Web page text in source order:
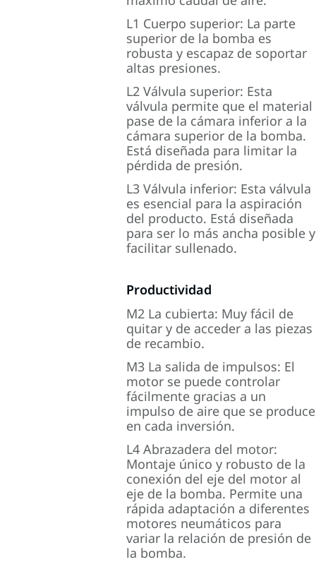
L1 Cuerpo superior: La parte
superior de la bomba es
robusta y escapaz de soportar
altas presiones.
L2 Válvula superior: Esta
válvula permite que el material
pase de la cámara inferior a la
cámara superior de la bomba.
Está diseñada para limitar la
pérdida de presión.
L3 Válvula inferior: Esta válvula
es esencial para la aspiración
del producto. Está diseñada
para ser lo más ancha posible y
facilitar sullenado.
Productividad
M2 La cubierta: Muy fácil de
quitar y de acceder a las piezas
de recambio.
M3 La salida de impulsos: El
motor se puede controlar
fácilmente gracias a un
impulso de aire que se produce
en cada inversión.
L4 Abrazadera del motor:
Montaje único y robusto de la
conexión del eje del motor al
eje de la bomba. Permite una
rápida adaptación a diferentes
motores neumáticos para
variar la relación de presión de
la bomba.